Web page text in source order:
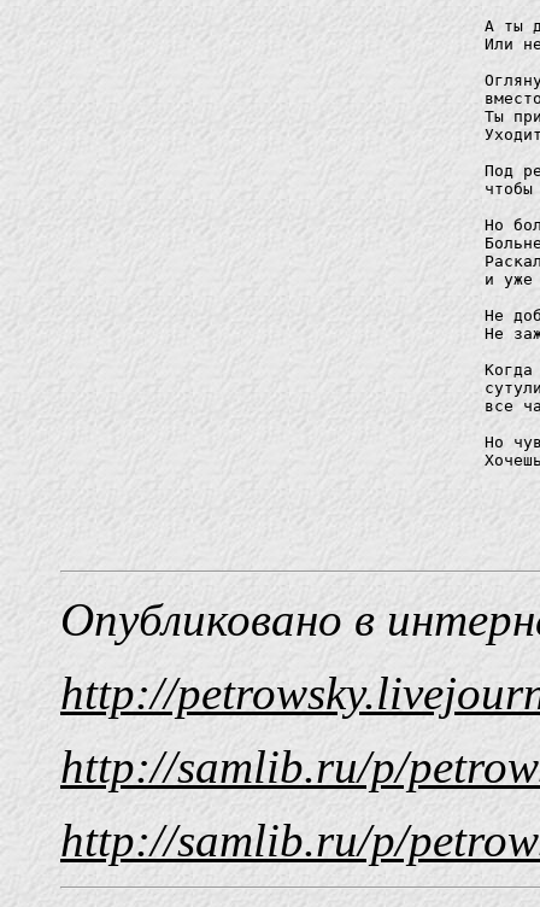
А ты
Или
Ты
Под
Но
и уже
Не
Не
все
Но
Опубликовано в
http://
http://samlib.ru/p/
http://samlib.ru/p/